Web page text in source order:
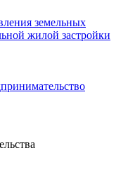
земельных
жилой застройки